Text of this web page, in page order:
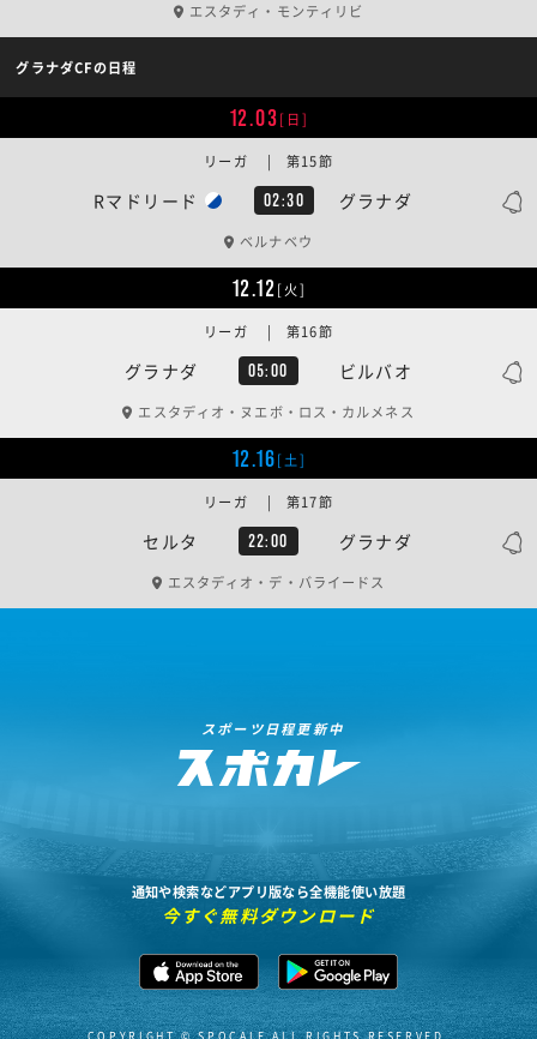
エスタディ・モンティリビ
グラナダCFの日程
12.03[日]
Rマドリード 02:30 グラナダ
リーガ | 第15節
ベルナベウ
12.12[火]
グラナダ 05:00 ビルバオ
リーガ | 第16節
エスタディオ・ヌエボ・ロス・カルメネス
12.16[土]
セルタ 22:00 グラナダ
リーガ | 第17節
エスタディオ・デ・バライードス
スポーツ日程更新中
通知や検索などアプリ版なら全機能使い放題
今すぐ無料ダウンロード